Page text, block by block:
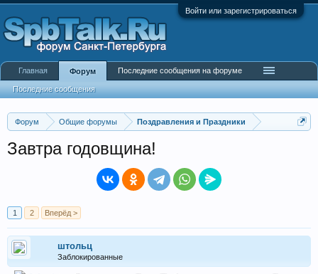
Войти или зарегистрироваться
Форум Общие форумы Поздравления и Праздники
Завтра годовщина!
1 2 Вперёд >
штольц
Заблокированные
Главная Форум
Последние сообщения
Последние сообщения на форуме